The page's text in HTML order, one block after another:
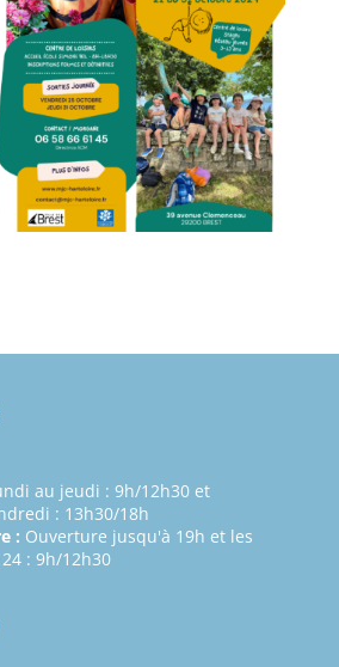
au jeudi : 9h/12h30 et
: 13h30/18h
: Ouverture jusqu'à 19h et les
: 9h/12h30